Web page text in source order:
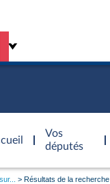
Vos
députés
Résultats de la recherche